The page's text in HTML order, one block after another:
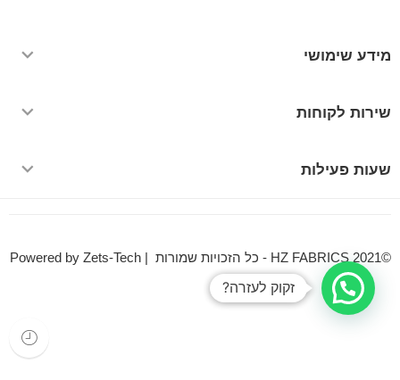
מידע שימושי
שירות לקוחות
שעות פעילות
©HZ FABRICS 2021 - כל הזכויות שמורות | Powered by Zets-Tech
זקוק לעזרה?